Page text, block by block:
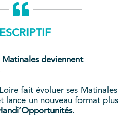
deviennent
fait évoluer ses Matinales
lance un nouveau format plus
.